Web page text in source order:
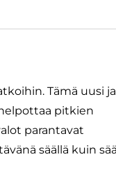
Tämä uusi ja
pitkien
parantavat
säällä kuin